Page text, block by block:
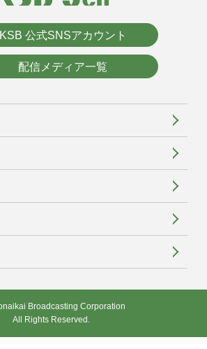
KSB 公式SNSアカウント
配信メディア一覧
Broadcasting Corporation
All Rights Reserved.